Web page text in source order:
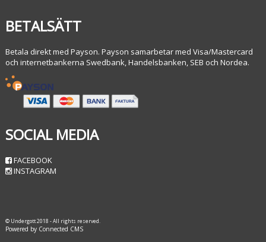
BETALSÄTT
Betala direkt med Payson. Payson samarbetar med Visa/Mastercard
och internetbankerna Swedbank, Handelsbanken, SEB och Nordea.
SOCIAL MEDIA
FACEBOOK
INSTAGRAM
© Undergott 2018 - All rights reserved.
Powered by Connected CMS